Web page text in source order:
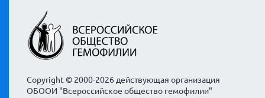
Copyright © 2000-2026 действующая организация
ОБООИ "Всероссийское общество гемофилии"